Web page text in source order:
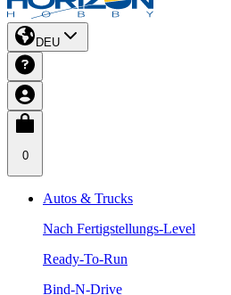
DEU
0
Autos & Trucks
Nach Fertigstellungs-Level
Ready-To-Run
Bind-N-Drive